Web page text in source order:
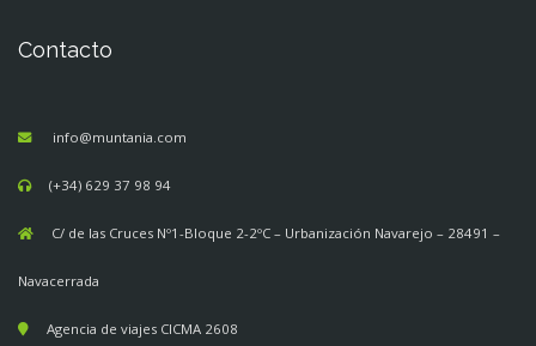
Contacto
info@muntania.com
(+34) 629 37 98 94
C/ de las Cruces Nº1-Bloque 2-2ºC – Urbanización Navarejo – 28491 –
Navacerrada
Agencia de viajes CICMA 2608